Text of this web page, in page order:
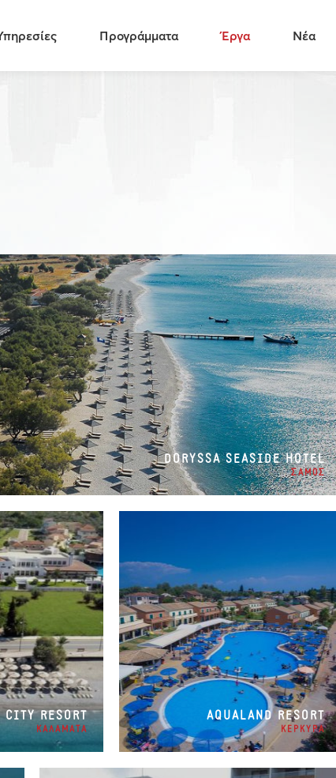
Προγράμματα Έργα Νέα
DORYSSA SEASIDE HOTEL
ΣΑΜΟΣ
RESORT
ΚΑΛΑΜΑΤΑ
AQUALAND RESORT
ΚΕΡΚΥΡΑ